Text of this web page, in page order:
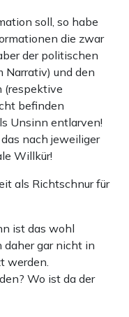
soll, so habe
die zwar
der politischen
Narrativ) und den
(respektive
befinden
Unsinn entlarven!
nach jeweiliger
Willkür!
als Richtschnur für
ist das wohl
daher gar nicht in
werden.
Wo ist da der